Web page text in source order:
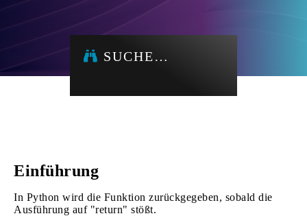
SUCHE…
Einführung
In Python wird die Funktion zurückgegeben, sobald die
Ausführung auf "return" stößt.